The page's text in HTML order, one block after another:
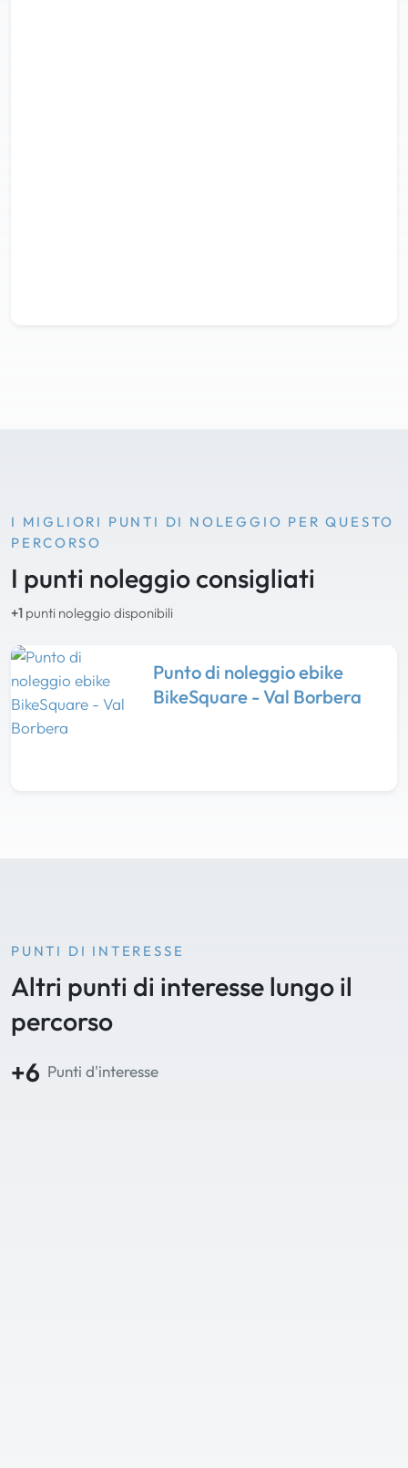
I MIGLIORI PUNTI DI NOLEGGIO PER QUESTO
PERCORSO
I punti noleggio consigliati
+1 punti noleggio disponibili
Punto di noleggio ebike
BikeSquare - Val Borbera
PUNTI DI INTERESSE
Altri punti di interesse lungo il
percorso
+6 Punti d'interesse